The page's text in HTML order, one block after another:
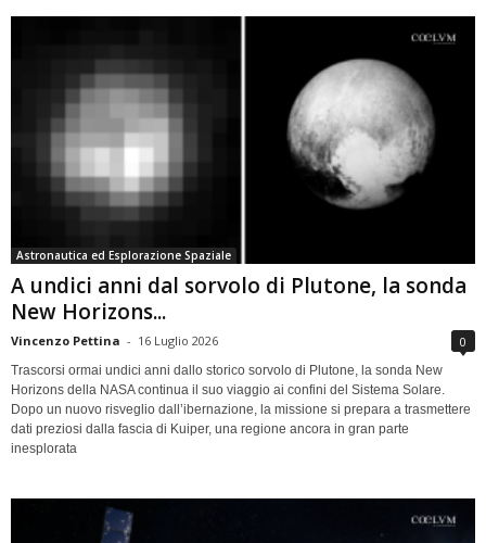
Astronautica ed Esplorazione Spaziale
A undici anni dal sorvolo di Plutone, la sonda
New Horizons...
Vincenzo Pettina - 16 Luglio 2026 0
Trascorsi ormai undici anni dallo storico sorvolo di Plutone, la sonda New
Horizons della NASA continua il suo viaggio ai confini del Sistema Solare.
Dopo un nuovo risveglio dall’ibernazione, la missione si prepara a trasmettere
dati preziosi dalla fascia di Kuiper, una regione ancora in gran parte
inesplorata